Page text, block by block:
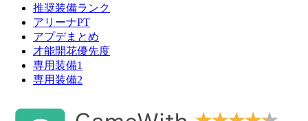
推奨装備ランク
アリーナPT
アプデまとめ
才能開花優先度
専用装備1
専用装備2